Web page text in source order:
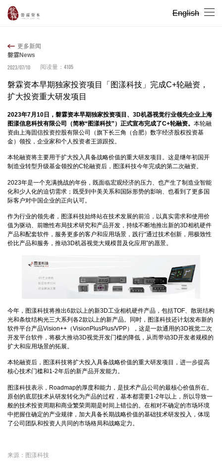
English
更多新闻
磐霖News
2023/07/10
阅读量： 4105
磐霖资本早期独家投资项目「图漾科技」完成C+轮融资，
扩大投资重大研发项目
2023年7月10日，磐霖资本早期独家投资项目、3D机器视觉行业领先企业上海
图漾信息科技有限公司（简称“图漾科技”）正式宣布完成了C+轮融资。 本轮融
资由上海固信投资控股有限公司（旗下长三角（合肥）数字经济股权投资基
金）领投，企业家和个人投资者王源跟投。
本轮融资将主要用于扩大投入具备战略价值的重大研发项目。这是继年初国开
制造业转型升级基金领投的C轮融资后，图漾科技今年完成的第二次融资。
2023年是一个充满挑战的年份，既面临宏观经济的压力、也产生了制造业智能
化和少人化的迫切需求；既受到中美关系和国际形势的影响、也看到了更多国
际客户对中国企业的正向认可。
作为行业的领先者，图漾科技始终站在技术发展的前沿，以真实需求和使用价
值为驱动、前瞻性布局技术研究和产品开发，持续不断地推出新的3D相机硬件
产品和配套软件，服务更多的客户和应用场景，践行“通过技术创新，用极致性
价比产品和服务，推动3D机器视觉大规模普及化应用”的愿景。
今年，图漾科技将推出6款以上的新3D工业相机硬件产品，包括TOF、散斑结构
光和条纹结构光三大系列各2款以上的新产品。同时，图漾科技还计划发布新的
软件平台产品Vision++（VisionPlusPlus/VPP），这是一款通用的3D视觉二次
开发平台软件，将极大推动3D视觉开发门槛的降低，从而带动3D开发者规模的
扩大和应用场景的拓展。
本轮融资后，图漾科技将扩大投入具备战略价值的重大研发项目，进一步提高
核心技术门槛和1-2年后的新产品开发能力。
图漾科技表示，Roadmap的厚度和能力，是技术产品公司的最核心价值所在。
原创的底层技术从研发转化为产品的过程，基本都需要1-2年以上，所以导致一
般的技术投资周期和商业繁荣周期是时间上错位的。在相对不确定的市场环境
中把握住确定的产业规律，加大具备长期战略价值的基础技术研发投入，体现
了公司团队和投资人共同的市场格局和战略定力。
来源：图漾科技